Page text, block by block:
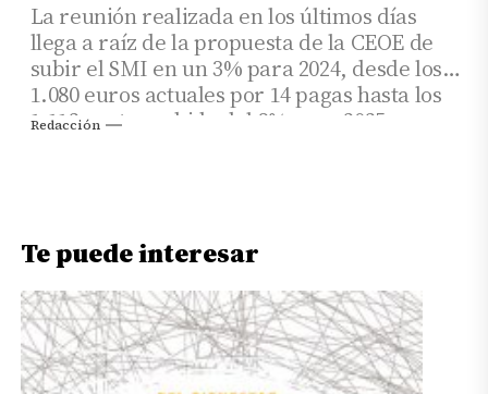
La reunión realizada en los últimos días
llega a raíz de la propuesta de la CEOE de
subir el SMI en un 3% para 2024, desde los
1.080 euros actuales por 14 pagas hasta los
1.112, y otra subida del 3% para 2025,
Redacción
Te puede interesar